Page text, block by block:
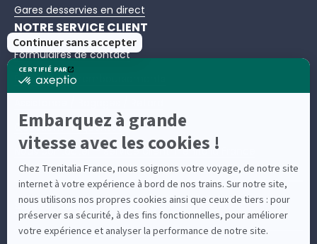
Gares desservies en direct
NOTRE SERVICE CLIENT
Formulaires de contact
Échanges et remboursements
Questions fréquentes
Nous contacter – Service client Trenitalia France
Suivez-nous